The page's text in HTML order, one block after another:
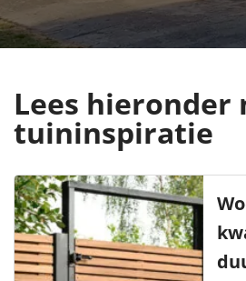
Lees hieronder
tuininspiratie